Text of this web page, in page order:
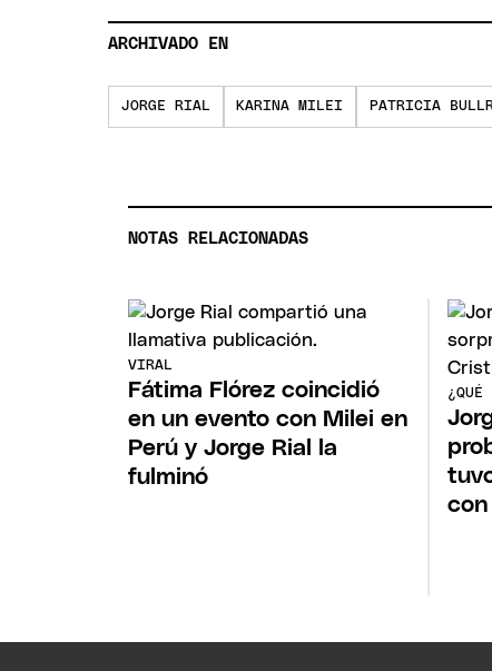
ARCHIVADO EN
JORGE RIAL KARINA MILEI PATRICIA
NOTAS RELACIONADAS
VIRAL
Fátima Flórez coincidió
en un evento con Milei en
Perú y Jorge Rial la
fulminó
¿QUÉ
con